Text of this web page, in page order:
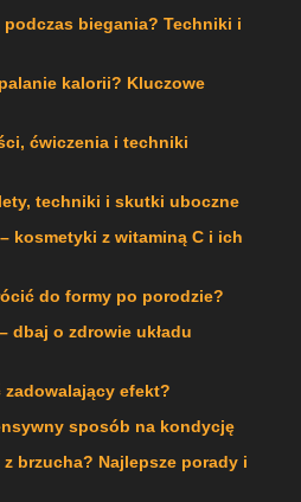
biegania? Techniki i
kalorii? Kluczowe
ćwiczenia i techniki
techniki i skutki uboczne
kosmetyki z witaminą C i ich
do formy po porodzie?
dbaj o zdrowie układu
efekt?
sposób na kondycję
brzucha? Najlepsze porady i